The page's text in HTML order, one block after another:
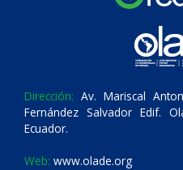
Dirección: Av. Mariscal
Fernández Salvador Edif.
Ecuador.
Web: www.olade.org